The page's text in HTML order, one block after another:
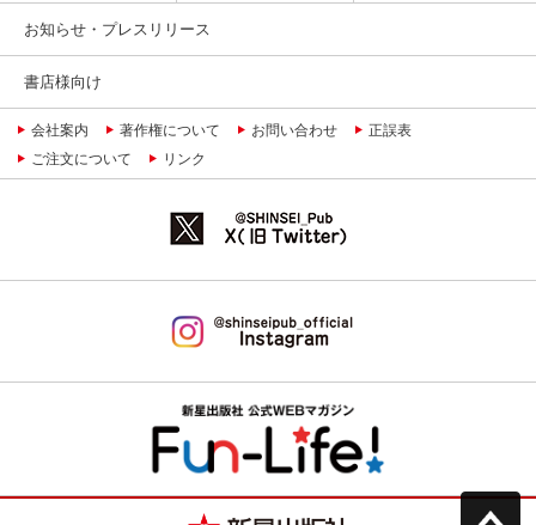
お知らせ・プレスリリース
書店様向け
会社案内 著作権について お問い合わせ
正誤表
ご注文について
リンク